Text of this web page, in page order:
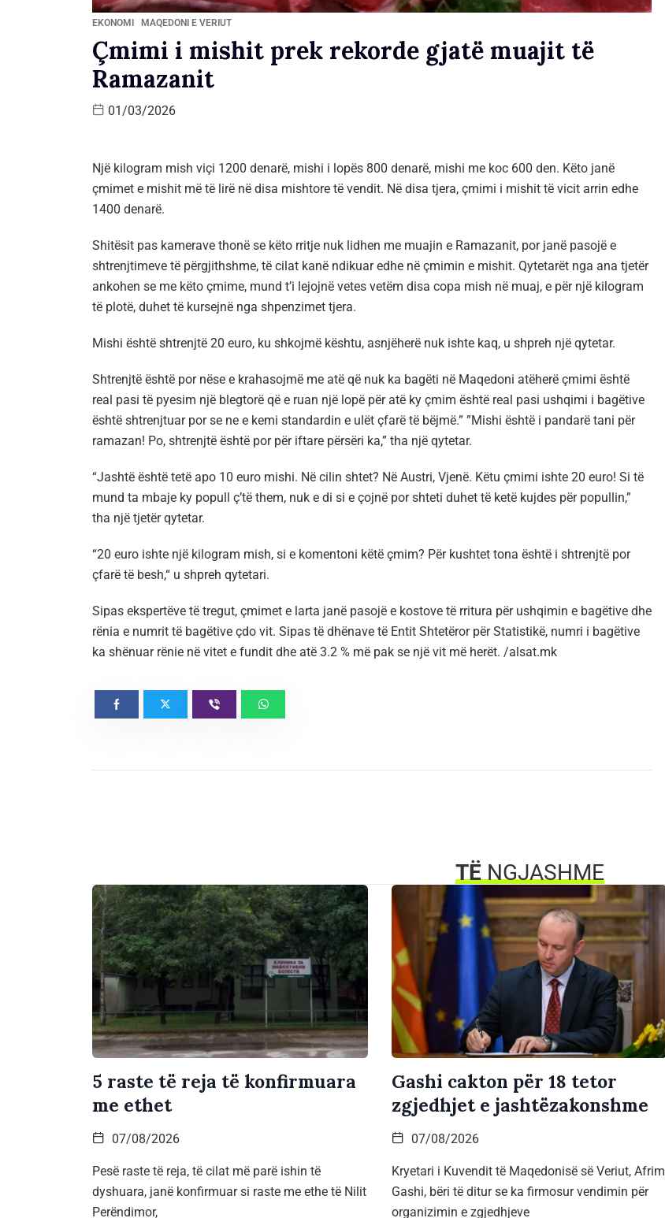
EKONOMI MAQEDONI E VERIUT
Çmimi i mishit prek rekorde gjatë muajit të
Ramazanit
01/03/2026
Një kilogram mish viçi 1200 denarë, mishi i lopës 800 denarë, mishi me koc 600 den. Këto janë
çmimet e mishit më të lirë në disa mishtore të vendit. Në disa tjera, çmimi i mishit të vicit arrin edhe
1400 denarë.
Shitësit pas kamerave thonë se këto rritje nuk lidhen me muajin e Ramazanit, por janë pasojë e
shtrenjtimeve të përgjithshme, të cilat kanë ndikuar edhe në çmimin e mishit. Qytetarët nga ana tjetër
ankohen se me këto çmime, mund t’i lejojnë vetes vetëm disa copa mish në muaj, e për një kilogram
të plotë, duhet të kursejnë nga shpenzimet tjera.
Mishi është shtrenjtë 20 euro, ku shkojmë kështu, asnjëherë nuk ishte kaq, u shpreh një qytetar.
Shtrenjtë është por nëse e krahasojmë me atë që nuk ka bagëti në Maqedoni atëherë çmimi është
real pasi të pyesim një blegtorë që e ruan një lopë për atë ky çmim është real pasi ushqimi i bagëtive
është shtrenjtuar por se ne e kemi standardin e ulët çfarë të bëjmë.” ”Mishi është i pandarë tani për
ramazan! Po, shtrenjtë është por për iftare përsëri ka,” tha një qytetar.
“Jashtë është tetë apo 10 euro mishi. Në cilin shtet? Në Austri, Vjenë. Këtu çmimi ishte 20 euro! Si të
mund ta mbaje ky popull ç’të them, nuk e di si e çojnë por shteti duhet të ketë kujdes për popullin,”
tha një tjetër qytetar.
“20 euro ishte një kilogram mish, si e komentoni këtë çmim? Për kushtet tona është i shtrenjtë por
çfarë të besh,“ u shpreh qytetari.
Sipas ekspertëve të tregut, çmimet e larta janë pasojë e kostove të rritura për ushqimin e bagëtive dhe
rënia e numrit të bagëtive çdo vit. Sipas të dhënave të Entit Shtetëror për Statistikë, numri i bagëtive
ka shënuar rënie në vitet e fundit dhe atë 3.2 % më pak se një vit më herët. /alsat.mk
TËNGJASHME
5 raste të reja të konfirmuara
me ethet
07/08/2026
Pesë raste të reja, të cilat më parë ishin të
dyshuara, janë konfirmuar si raste me ethe të Nilit
Perëndimor,
Gashi cakton për 18 tetor
zgjedhjet e jashtëzakonshme
07/08/2026
Kryetari i Kuvendit të Maqedonisë së Veriut, Afrim
Gashi, bëri të ditur se ka firmosur vendimin për
organizimin e zgjedhjeve